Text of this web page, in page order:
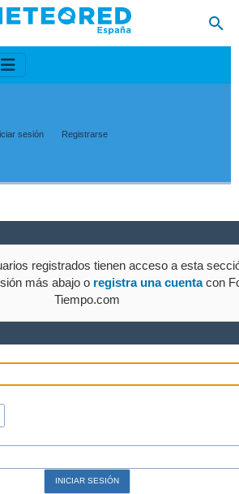
sesión Registrarse
registrados tienen acceso a esta
más abajo o registra una cuentacon
Tiempo.com